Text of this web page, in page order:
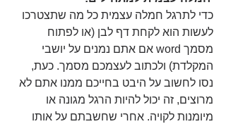
כדי לתרגל חמלה עצמית כל מה שתצטרכו
לעשות הוא לקחת דף לבן (או לפתוח
מסמך word אם אתם נמנים על יושבי
המקלדת) ולכתוב לעצמכם מסמך. כעת,
נסו לחשוב על היבט בחייכם ממנו אתם לא
מרוצים, זה יכול להיות הרגל מגונה או
מיומנות לקויה. אחרי שחשבתם על אותו